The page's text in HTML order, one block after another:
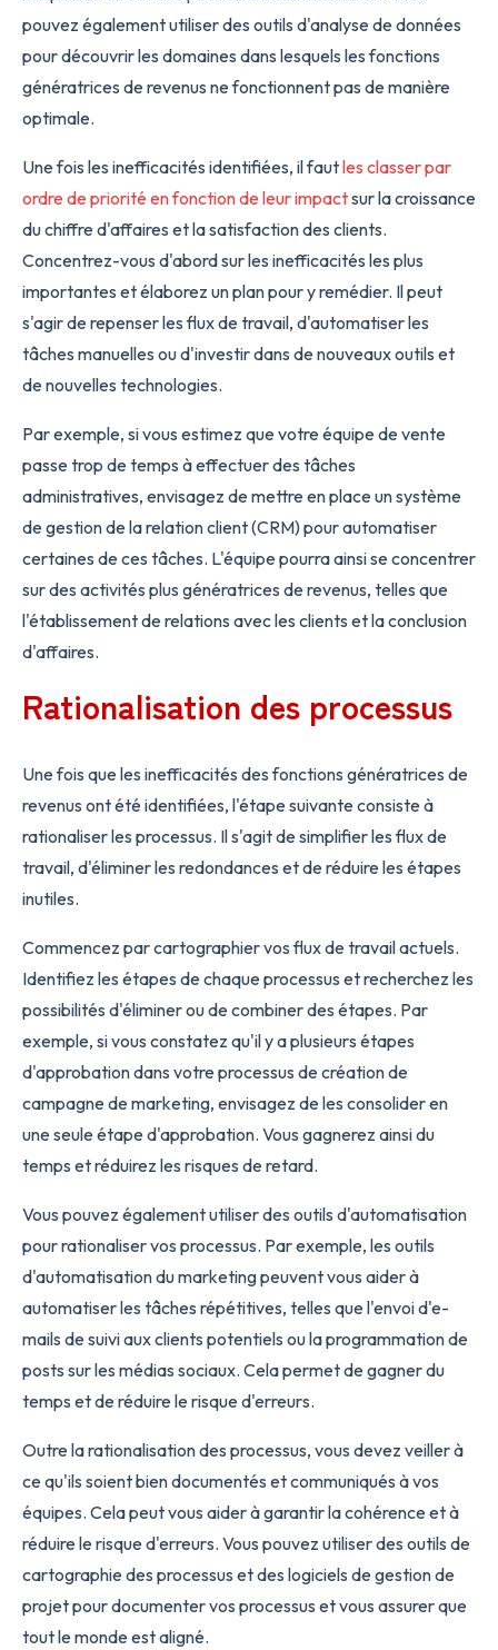
pouvez également utiliser des outils d'analyse de données
pour découvrir les domaines dans lesquels les fonctions
génératrices de revenus ne fonctionnent pas de manière
optimale.
Une fois les inefficacités identifiées, il fautles classer par
ordre de priorité en fonction de leur impactsur la croissance
du chiffre d'affaires et la satisfaction des clients.
Concentrez-vous d'abord sur les inefficacités les plus
importantes et élaborez un plan pour y remédier. Il peut
s'agir de repenser les flux de travail, d'automatiser les
tâches manuelles ou d'investir dans de nouveaux outils et
de nouvelles technologies.
Par exemple, si vous estimez que votre équipe de vente
passe trop de temps à effectuer des tâches
administratives, envisagez de mettre en place un système
de gestion de la relation client (CRM) pour automatiser
certaines de ces tâches. L'équipe pourra ainsi se concentrer
sur des activités plus génératrices de revenus, telles que
l'établissement de relations avec les clients et la conclusion
d'affaires.
Rationalisation des processus
Une fois que les inefficacités des fonctions génératrices de
revenus ont été identifiées, l'étape suivante consiste à
rationaliser les processus. Il s'agit de simplifier les flux de
travail, d'éliminer les redondances et de réduire les étapes
inutiles.
Commencez par cartographier vos flux de travail actuels.
Identifiez les étapes de chaque processus et recherchez les
possibilités d'éliminer ou de combiner des étapes. Par
exemple, si vous constatez qu'il y a plusieurs étapes
d'approbation dans votre processus de création de
campagne de marketing, envisagez de les consolider en
une seule étape d'approbation. Vous gagnerez ainsi du
temps et réduirez les risques de retard.
Vous pouvez également utiliser des outils d'automatisation
pour rationaliser vos processus. Par exemple, les outils
d'automatisation du marketing peuvent vous aider à
automatiser les tâches répétitives, telles que l'envoi d'e-
mails de suivi aux clients potentiels ou la programmation de
posts sur les médias sociaux. Cela permet de gagner du
temps et de réduire le risque d'erreurs.
Outre la rationalisation des processus, vous devez veiller à
ce qu'ils soient bien documentés et communiqués à vos
équipes. Cela peut vous aider à garantir la cohérence et à
réduire le risque d'erreurs. Vous pouvez utiliser des outils de
cartographie des processus et des logiciels de gestion de
projet pour documenter vos processus et vous assurer que
tout le monde est aligné.